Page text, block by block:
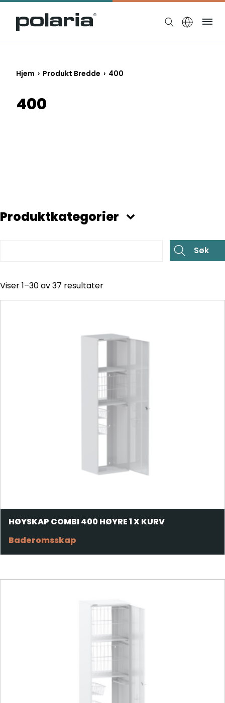
https://polaria.fi/name
Hjem › Produkt Bredde › 400
400
Produktkategorier
Viser 1–30 av 37 resultater
HØYSKAP COMBI 400 HØYRE 1 X KURV
Baderomsskap